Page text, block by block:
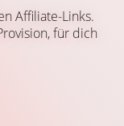
Affiliate-Links.
für dich